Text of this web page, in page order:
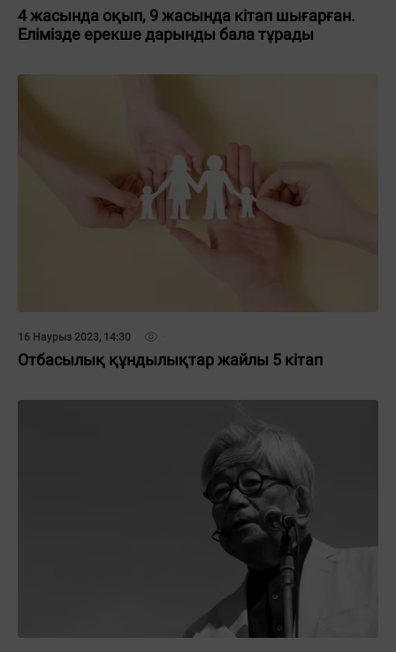
4 жасында оқып, 9 жасында кітап шығарған.
Елімізде ерекше дарынды бала тұрады
16 Наурыз 2023, 14:30
Отбасылық құндылықтар жайлы 5 кітап